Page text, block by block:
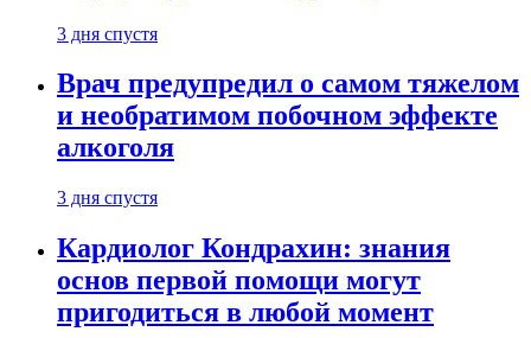
3 дня спустя
Врач предупредил о самом тяжелом
и необратимом побочном эффекте
алкоголя
3 дня спустя
Кардиолог Кондрахин: знания
основ первой помощи могут
пригодиться в любой момент